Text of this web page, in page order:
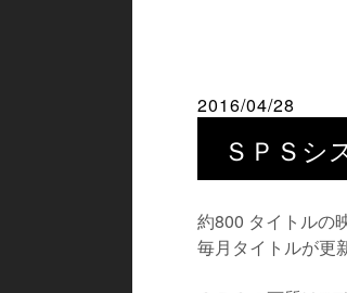
2016/04/28
ＳＰＳシ
約800 タイトルの
毎月タイトルが更